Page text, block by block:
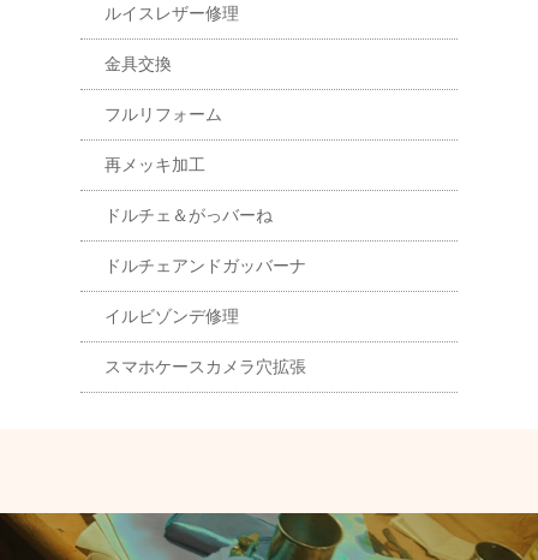
ルイスレザー修理
金具交換
フルリフォーム
再メッキ加工
ドルチェ＆がっバーね
ドルチェアンドガッバーナ
イルビゾンデ修理
スマホケースカメラ穴拡張